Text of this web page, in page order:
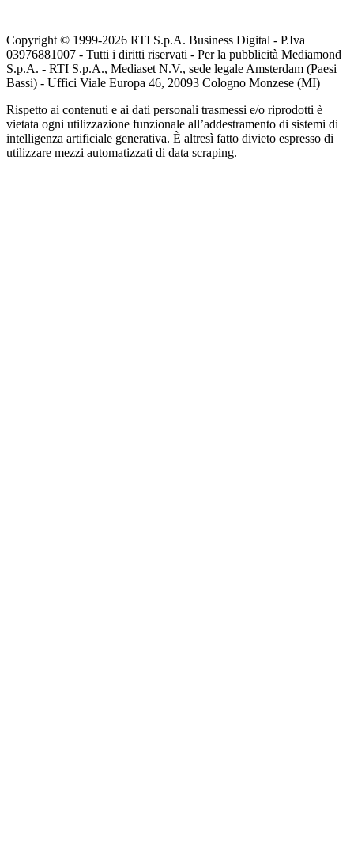
Copyright © 1999-2026 RTI S.p.A. Business Digital - P.Iva
03976881007 - Tutti i diritti riservati - Per la pubblicità Mediamond
S.p.A. - RTI S.p.A., Mediaset N.V., sede legale Amsterdam (Paesi
Bassi) - Uffici Viale Europa 46, 20093 Cologno Monzese (MI)
Rispetto ai contenuti e ai dati personali trasmessi e/o riprodotti è
vietata ogni utilizzazione funzionale all’addestramento di sistemi di
intelligenza artificiale generativa. È altresì fatto divieto espresso di
utilizzare mezzi automatizzati di data scraping.